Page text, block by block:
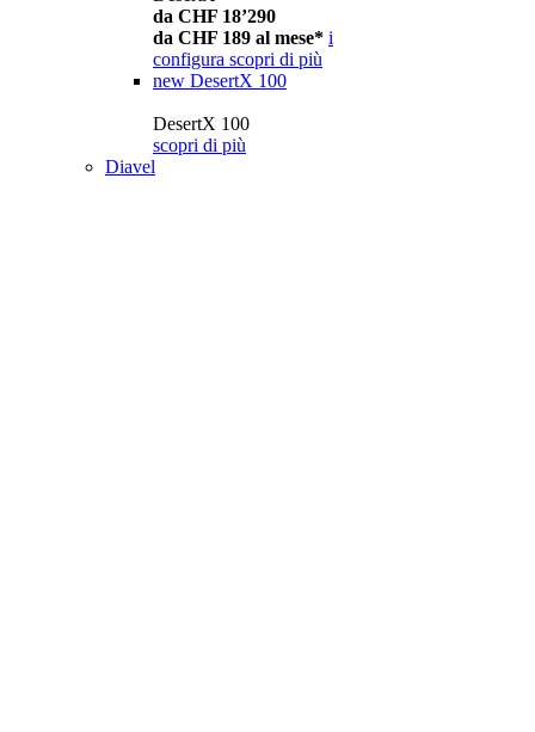
da CHF 18’290
da CHF 189 al mese* i
configura scopri di più
new DesertX 100
DesertX 100
scopri di più
Diavel